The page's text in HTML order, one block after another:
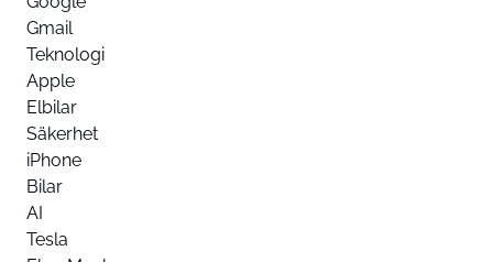
Gmail
Teknologi
Apple
Elbilar
Säkerhet
iPhone
Bilar
AI
Tesla